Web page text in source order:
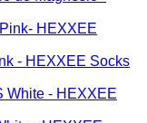
- HEXXEE Socks